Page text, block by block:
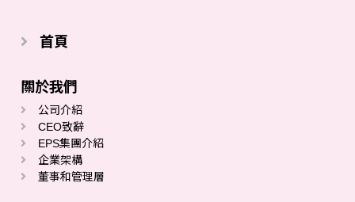
首頁
關於我們
公司介紹
CEO致辭
EPS集團介紹
企業架構
董事和管理層